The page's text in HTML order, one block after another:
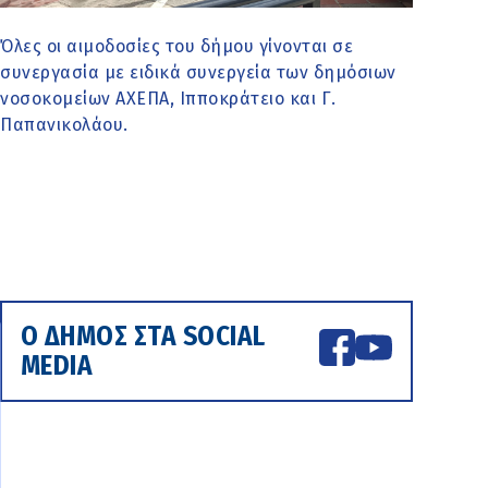
Όλες οι αιμοδοσίες του δήμου γίνονται σε
συνεργασία με ειδικά συνεργεία των δημόσιων
νοσοκομείων ΑΧΕΠΑ, Ιπποκράτειο και Γ.
Παπανικολάου.
Ο ΔΗΜΟΣ ΣΤΑ SOCIAL
MEDIA